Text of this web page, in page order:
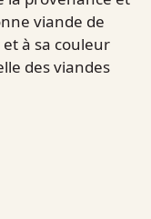
viande de
à sa couleur
des viandes